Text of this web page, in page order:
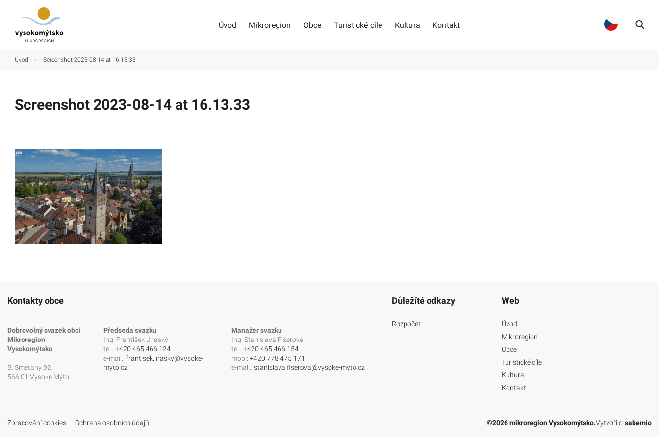
Úvod Mikroregion Obce Turistické cíle Kultura Kontakt
Úvod › Screenshot 2023-08-14 at 16.13.33
Screenshot 2023-08-14 at 16.13.33
Kontakty obce
Dobrovolný svazek obcí
Mikroregion
Vysokomýtsko
B. Smetany 92
566 01 Vysoké Mýto
Předseda svazku
Ing. František Jiraský
tel.: +420 465 466 124
e-mail.: frantisek.jirasky@vysoke-
myto.cz
Manažer svazku
Ing. Stanislava Fišerová
tel.:+420 465 466 154
mob.:+420 778 475 171
e-mail.:stanislava.fiserova@vysoke-myto.cz
Důležíté odkazy
Rozpočet
Web
Úvod
Mikroregion
Obce
Turistické cíle
Kultura
Kontakt
Zpracování cookies Ochrana osobních ůdajů ©2026 mikroregion Vysokomýtsko.Vytvořilo sabemio
Turistické cíle
Kontakt